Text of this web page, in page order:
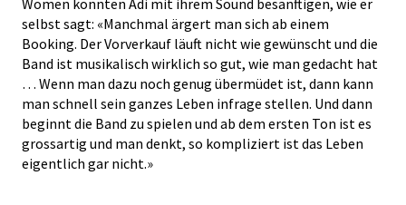
selbst sagt: «Manchmal ärgert man sich ab einem
Booking. Der Vorverkauf läuft nicht wie gewünscht und die
Band ist musikalisch wirklich so gut, wie man gedacht hat
… Wenn man dazu noch genug übermüdet ist, dann kann
man schnell sein ganzes Leben infrage stellen. Und dann
beginnt die Band zu spielen und ab dem ersten Ton ist es
grossartig und man denkt, so kompliziert ist das Leben
eigentlich gar nicht.»